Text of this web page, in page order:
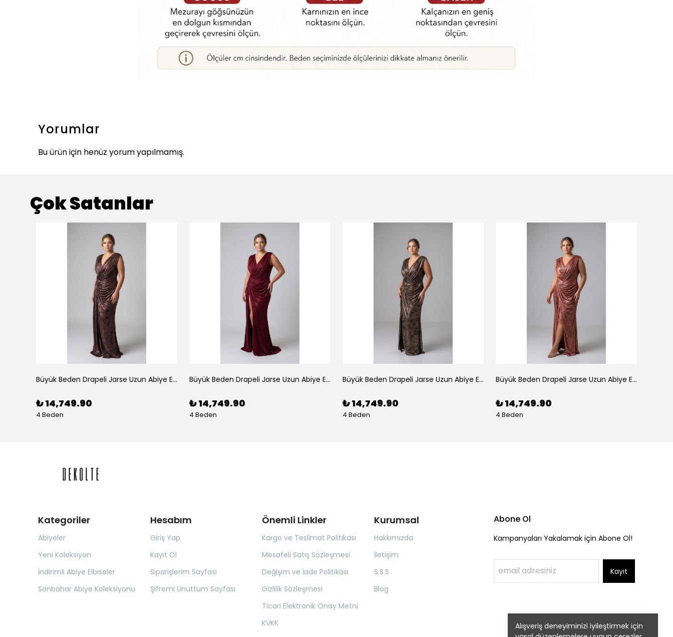
Alışveriş deneyiminizi iyileştirmek için
Yorumlar
Bu ürün için henüz yorum yapılmamış.
Çok Satanlar
Büyük Beden Drapeli Jarse Uzun Abiye Elbise Bakır
₺ 14,749.90
4 Beden
Büyük Beden Drapeli Jarse Uzun Abiye Elbise Bordo
₺ 14,749.90
4 Beden
Büyük Beden Drapeli Jarse Uzun Abiye Elbise Gold
₺ 14,749.90
4 Beden
Büyük Beden Drapeli Jarse Uzun Abiye Elbise Kiremit
₺ 14,749.90
4 Beden
Kategoriler
Abiyeler
Yeni Koleksiyon
İndirimli Abiye Elbiseler
Sonbahar Abiye Koleksiyonu
Hesabım
Giriş Yap
Kayıt Ol
Siparişlerim Sayfası
Şifremi Unuttum Sayfası
Önemli Linkler
Kargo ve Teslimat Politikası
Mesafeli Satış Sözleşmesi
Değişim ve İade Politikası
Gizlilik Sözleşmesi
Ticari Elektronik Onay Metni
KVKK
Kurumsal
Hakkımızda
İletişim
S.S.S
Blog
Abone Ol
Kampanyaları Yakalamak için Abone Ol!
Kayıt